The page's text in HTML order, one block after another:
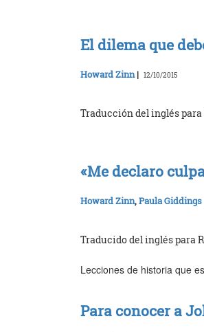
El dilema que
Howard Zinn| 12/10/2015
Traducción del inglés para
«Me declaro
Howard Zinn,Paula Giddings
Traducido del inglés para
Lecciones de historia que
Para conocer a